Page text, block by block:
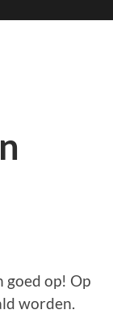
goed op! Op
worden.